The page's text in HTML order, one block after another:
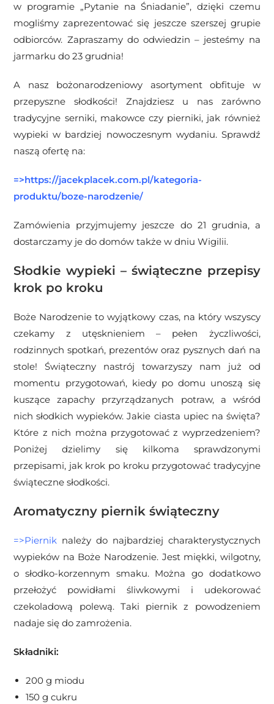
w programie „Pytanie na Śniadanie”, dzięki czemu
mogliśmy zaprezentować się jeszcze szerszej grupie
odbiorców. Zapraszamy do odwiedzin – jesteśmy na
jarmarku do 23 grudnia!
A nasz bożonarodzeniowy asortyment obfituje w
przepyszne słodkości! Znajdziesz u nas zarówno
tradycyjne serniki, makowce czy pierniki, jak również
wypieki w bardziej nowoczesnym wydaniu. Sprawdź
naszą ofertę na:
=>https://jacekplacek.com.pl/kategoria-
produktu/boze-narodzenie/
Zamówienia przyjmujemy jeszcze do 21 grudnia, a
dostarczamy je do domów także w dniu Wigilii.
Słodkie wypieki – świąteczne przepisy
krok po kroku
Boże Narodzenie to wyjątkowy czas, na który wszyscy
czekamy z utęsknieniem – pełen życzliwości,
rodzinnych spotkań, prezentów oraz pysznych dań na
stole! Świąteczny nastrój towarzyszy nam już od
momentu przygotowań, kiedy po domu unoszą się
kuszące zapachy przyrządzanych potraw, a wśród
nich słodkich wypieków. Jakie ciasta upiec na święta?
Które z nich można przygotować z wyprzedzeniem?
Poniżej dzielimy się kilkoma sprawdzonymi
przepisami, jak krok po kroku przygotować tradycyjne
świąteczne słodkości.
Aromatyczny piernik świąteczny
=>Piernik należy do najbardziej charakterystycznych
wypieków na Boże Narodzenie. Jest miękki, wilgotny,
o słodko-korzennym smaku. Można go dodatkowo
przełożyć powidłami śliwkowymi i udekorować
czekoladową polewą. Taki piernik z powodzeniem
nadaje się do zamrożenia.
Składniki:
200 g miodu
150 g cukru